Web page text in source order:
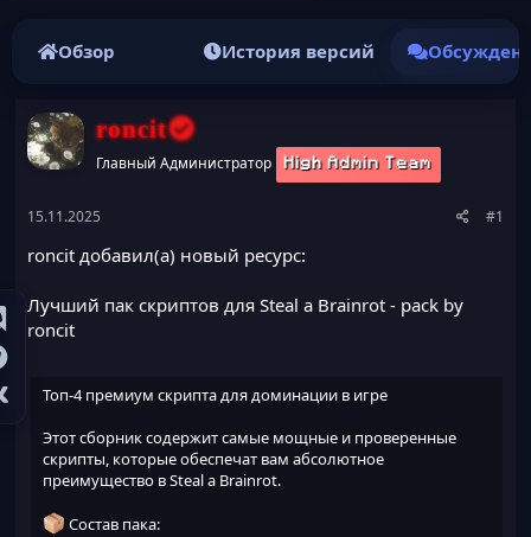
е
ы
л
а
Обзор История версий
roncit
Главный Администратор High Admin Team
15.11.2025 #1
roncit добавил(а) новый ресурс:
Лучший пак скриптов для Steal a Brainrot - pack by
roncit
Топ-4 премиум скрипта для доминации в игре
Этот сборник содержит самые мощные и проверенные
скрипты, которые обеспечат вам абсолютное
преимущество в Steal a Brainrot.
Состав пака: